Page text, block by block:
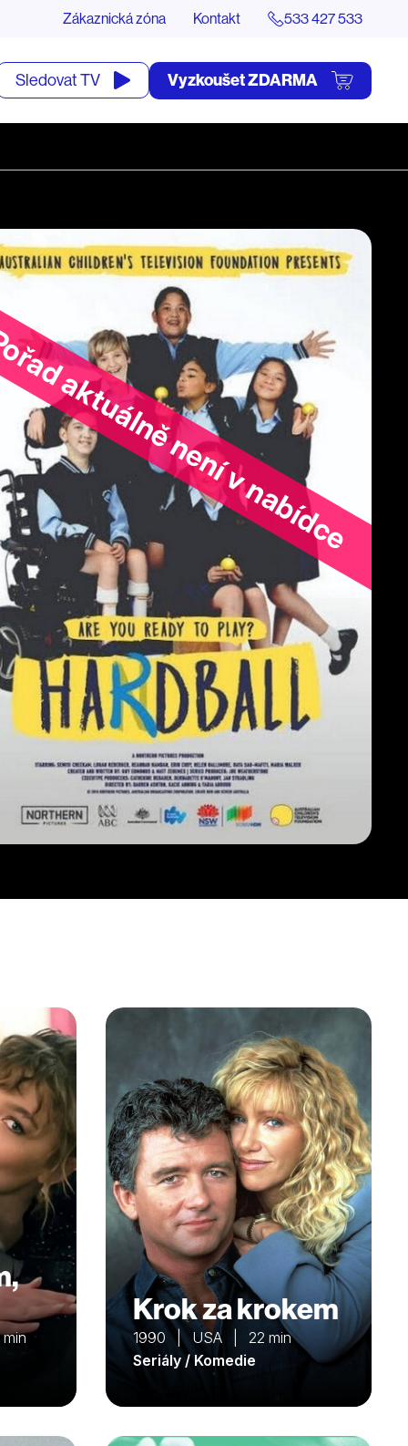
Zákaznická zóna Kontakt 533 427 533
Sledovat TV Vyzkoušet ZDARMA
aktuálně není v nabídce
Krok za krokem
1990 | USA | 22 min
Seriály / Komedie